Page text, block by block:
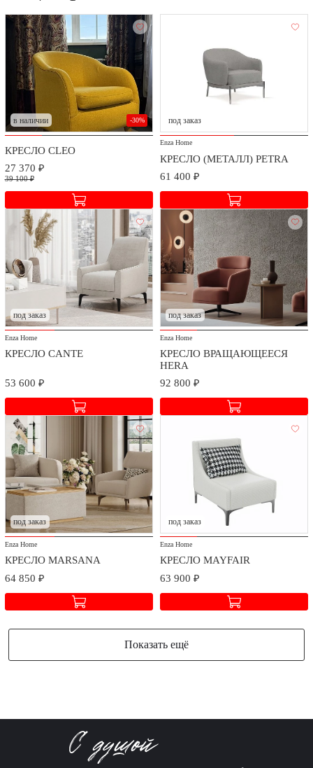
-30%
в наличии
КРЕСЛО CLEO
27 370 ₽
39 100 ₽
под заказ
Enza Home
КРЕСЛО (МЕТАЛЛ) PETRA
61 400 ₽
под заказ
Enza Home
КРЕСЛО CANTE
53 600 ₽
под заказ
Enza Home
КРЕСЛО ВРАЩАЮЩЕЕСЯ
HERA
92 800 ₽
под заказ
Enza Home
КРЕСЛО MARSANA
64 850 ₽
под заказ
Enza Home
КРЕСЛО MAYFAIR
63 900 ₽
Показать ещё